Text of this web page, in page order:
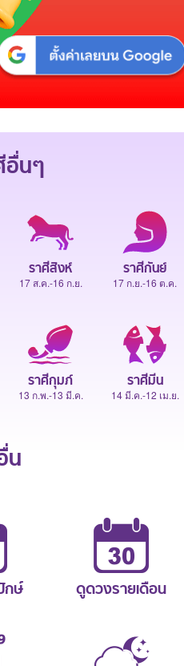
นๆ
ราศีสิงห์
17 ส.ค.-16 ก.ย.
ราศีกันย์
17 ก.ย.-16 ต.ค.
ราศีกุมภ์
13 ก.พ.-13 มี.ค.
ราศีมีน
14 มี.ค.-12 เม.ย.
น
กษ์ ดูดวงรายเดือน